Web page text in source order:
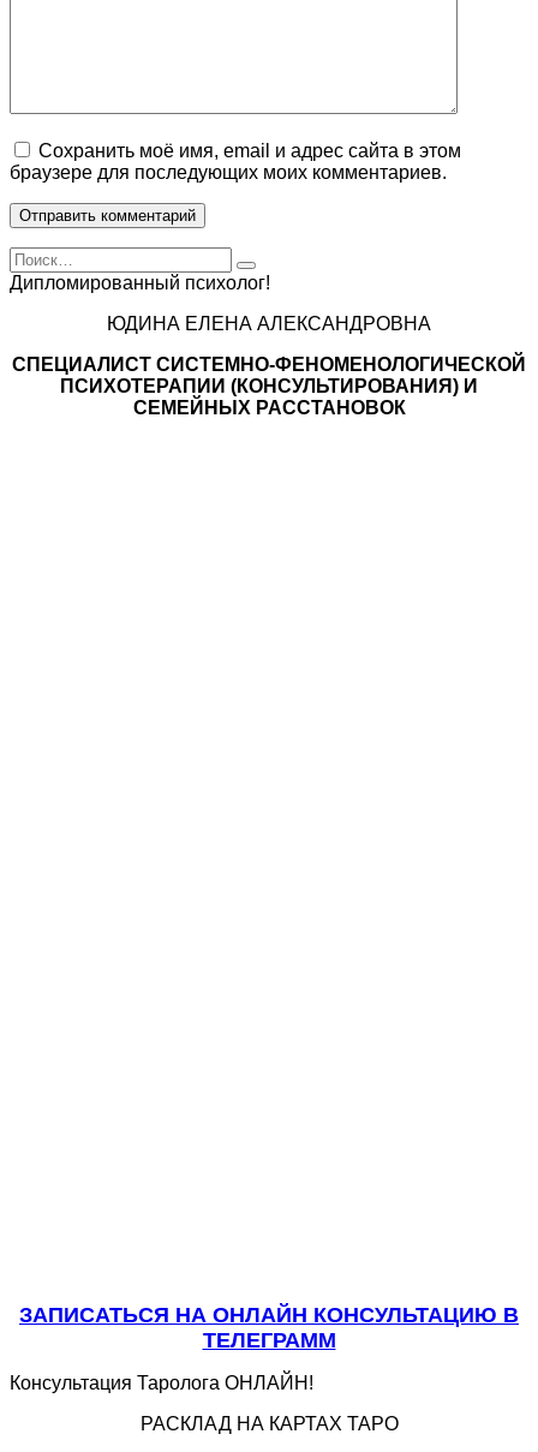
Сохранить моё имя, email и адрес сайта в этом
браузере для последующих моих комментариев.
Search
for:
Дипломированный психолог!
ЮДИНА ЕЛЕНА АЛЕКСАНДРОВНА
СПЕЦИАЛИСТ CИСТЕМНО-ФЕНОМЕНОЛОГИЧЕСКОЙ
ПСИХОТЕРАПИИ (КОНСУЛЬТИРОВАНИЯ) И
СЕМЕЙНЫХ РАССТАНОВОК
ЗАПИСАТЬСЯ НА ОНЛАЙН КОНСУЛЬТАЦИЮ В
ТЕЛЕГРАММ
Консультация Таролога ОНЛАЙН!
РАСКЛАД НА КАРТАХ ТАРО